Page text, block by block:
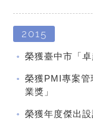
2015
榮獲臺中市「
榮獲PMI專案管
業獎」
榮獲年度傑出